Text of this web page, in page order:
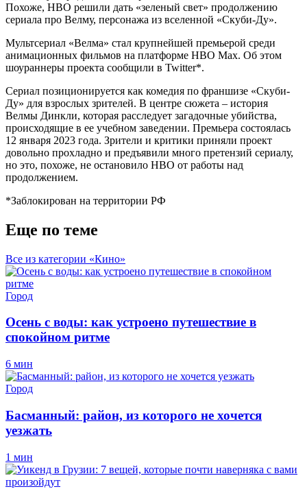
Похоже, HBO решили дать «зеленый свет» продолжению
сериала про Велму, персонажа из вселенной «Скуби-Ду».
Мультсериал «Велма» стал крупнейшей премьерой среди
анимационных фильмов на платформе HBO Max. Об этом
шоураннеры проекта сообщили в Twitter*.
Сериал позиционируется как комедия по франшизе «Скуби-
Ду» для взрослых зрителей. В центре сюжета – история
Велмы Динкли, которая расследует загадочные убийства,
происходящие в ее учебном заведении. Премьера состоялась
12 января 2023 года. Зрители и критики приняли проект
довольно прохладно и предъявили много претензий сериалу,
но это, похоже, не остановило HBO от работы над
продолжением.
*Заблокирован на территории РФ
Еще по теме
Все из категории «Кино»
Город
Осень с воды: как устроено путешествие в
спокойном ритме
6 мин
Город
Басманный: район, из которого не хочется
уезжать
1 мин